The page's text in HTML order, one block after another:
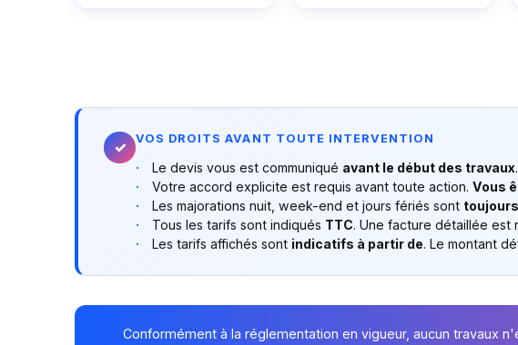
✓ VOS DROITS AVANT TOUTE INTERVENTION
Le devis vous est communiqué avant le début des travaux.
Votre accord explicite est requis avant toute action. Vous
Les majorations nuit, week-end et jours fériés sont
Tous les tarifs sont indiqués TTC. Une facture détaillée est
Les tarifs affichés sont indicatifs à partir de. Le montant
Conformément à la réglementation en vigueur, aucun travaux